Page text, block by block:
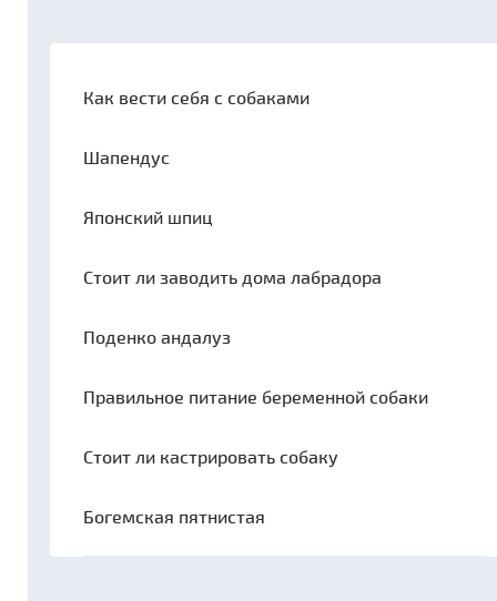
Как вести себя с собаками
Шапендус
Японский шпиц
Стоит ли заводить дома лабрадора
Поденко андалуз
Правильное питание беременной собаки
Стоит ли кастрировать собаку
Богемская пятнистая